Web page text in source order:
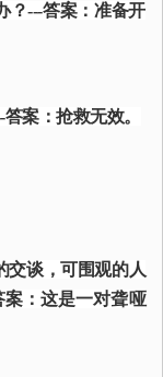
？---答案：准备开
案：抢救无效。
交谈，可围观的人
：这是一对聋哑